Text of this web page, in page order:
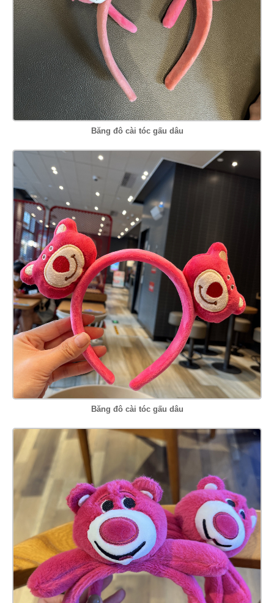
Băng đô cài tóc gấu dâu
Băng đô cài tóc gấu dâu